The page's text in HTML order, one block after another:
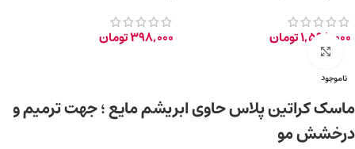
1,598,000تومان
398,000تومان
ناموجود
برای بزرگ‌نمایی کلیک کنید
ماسک کراتین پلاس حاوی ابریشم مایع ؛ جهت ترمیم و
درخشش مو